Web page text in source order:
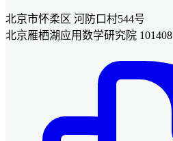
北京市怀柔区 河防口村544号
北京雁栖湖应用数学研究院 101408